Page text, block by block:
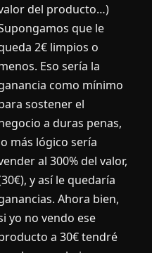
del producto…)
que le
2€ limpios o
Eso sería la
como mínimo
sostener el
a duras penas,
más lógico sería
al 300% del valor,
y así le quedaría
Ahora bien,
yo no vendo ese
a 30€ tendré